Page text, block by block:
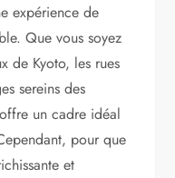
expérience de
Que vous soyez
de Kyoto, les rues
sereins des
un cadre idéal
pour que
et